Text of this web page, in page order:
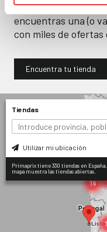
No paramos de abrir
encuentras una (o
con miles de ofertas
Encuentra tu tienda
Tiendas
Utilizar mi ubicación
Primaprix tiene 330 tiendas en
mapa muestra las tiendas abiertas.